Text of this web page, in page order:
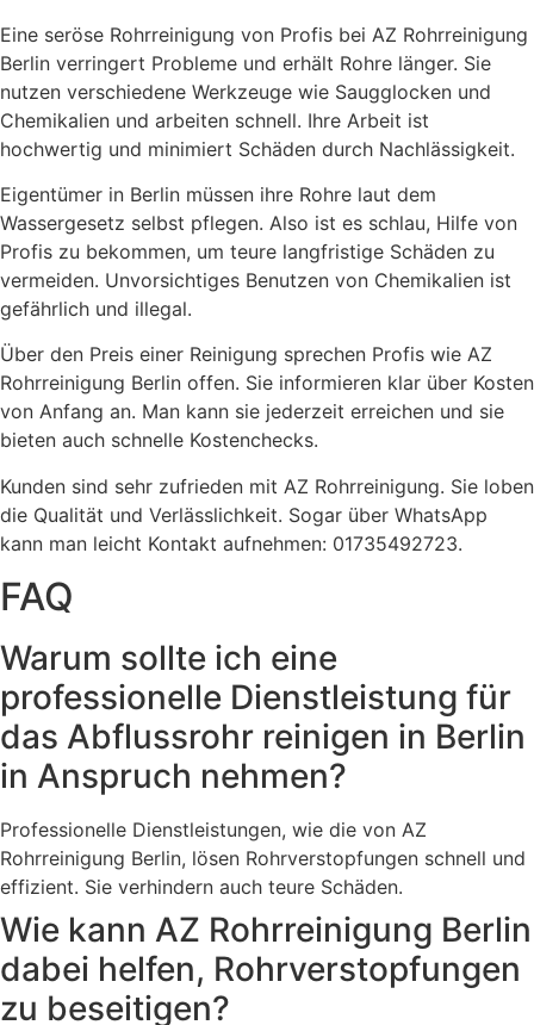
Eine seröse Rohrreinigung von Profis bei AZ Rohrreinigung
Berlin verringert Probleme und erhält Rohre länger. Sie
nutzen verschiedene Werkzeuge wie Saugglocken und
Chemikalien und arbeiten schnell. Ihre Arbeit ist
hochwertig und minimiert Schäden durch Nachlässigkeit.
Eigentümer in Berlin müssen ihre Rohre laut dem
Wassergesetz selbst pflegen. Also ist es schlau, Hilfe von
Profis zu bekommen, um teure langfristige Schäden zu
vermeiden. Unvorsichtiges Benutzen von Chemikalien ist
gefährlich und illegal.
Über den Preis einer Reinigung sprechen Profis wie AZ
Rohrreinigung Berlin offen. Sie informieren klar über Kosten
von Anfang an. Man kann sie jederzeit erreichen und sie
bieten auch schnelle Kostenchecks.
Kunden sind sehr zufrieden mit AZ Rohrreinigung. Sie loben
die Qualität und Verlässlichkeit. Sogar über WhatsApp
kann man leicht Kontakt aufnehmen: 01735492723.
FAQ
Warum sollte ich eine
professionelle Dienstleistung für
das Abflussrohr reinigen in Berlin
in Anspruch nehmen?
Professionelle Dienstleistungen, wie die von AZ
Rohrreinigung Berlin, lösen Rohrverstopfungen schnell und
effizient. Sie verhindern auch teure Schäden.
Wie kann AZ Rohrreinigung Berlin
dabei helfen, Rohrverstopfungen
zu beseitigen?